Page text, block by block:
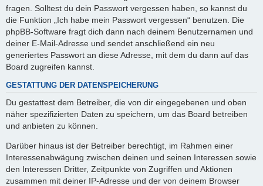
fragen. Solltest du dein Passwort vergessen haben, so kannst du
die Funktion „Ich habe mein Passwort vergessen“ benutzen. Die
phpBB-Software fragt dich dann nach deinem Benutzernamen und
deiner E-Mail-Adresse und sendet anschließend ein neu
generiertes Passwort an diese Adresse, mit dem du dann auf das
Board zugreifen kannst.
GESTATTUNG DER DATENSPEICHERUNG
Du gestattest dem Betreiber, die von dir eingegebenen und oben
näher spezifizierten Daten zu speichern, um das Board betreiben
und anbieten zu können.
Darüber hinaus ist der Betreiber berechtigt, im Rahmen einer
Interessenabwägung zwischen deinen und seinen Interessen sowie
den Interessen Dritter, Zeitpunkte von Zugriffen und Aktionen
zusammen mit deiner IP-Adresse und der von deinem Browser